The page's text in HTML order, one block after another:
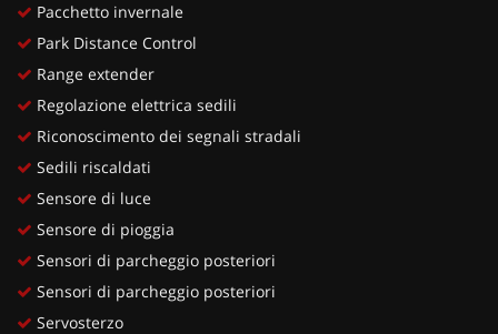
Pacchetto invernale
Park Distance Control
Range extender
Regolazione elettrica sedili
Riconoscimento dei segnali stradali
Sedili riscaldati
Sensore di luce
Sensore di pioggia
Sensori di parcheggio posteriori
Sensori di parcheggio posteriori
Servosterzo